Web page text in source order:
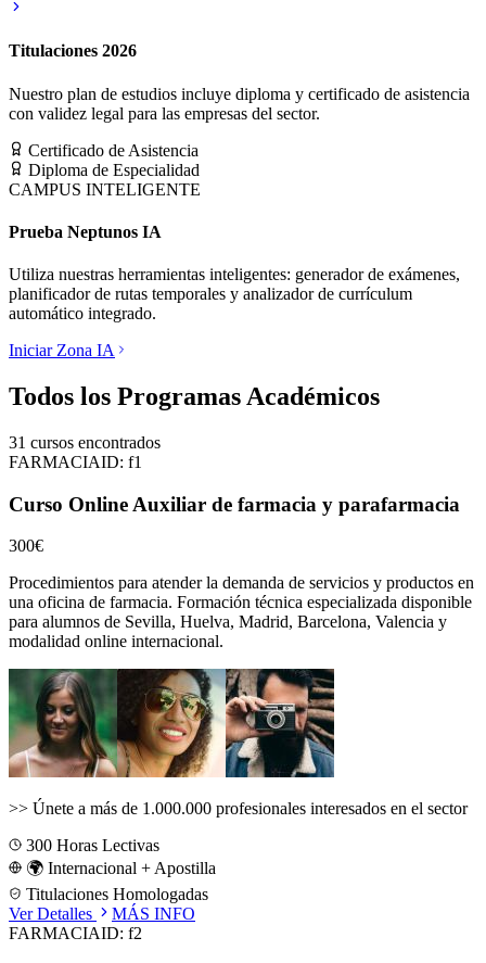
Titulaciones 2026
Nuestro plan de estudios incluye diploma y certificado de asistencia
con validez legal para las empresas del sector.
Certificado de Asistencia
Diploma de Especialidad
CAMPUS INTELIGENTE
Prueba Neptunos IA
Utiliza nuestras herramientas inteligentes: generador de exámenes,
planificador de rutas temporales y analizador de currículum
automático integrado.
Iniciar Zona IA
Todos los Programas Académicos
31 cursos encontrados
FARMACIAID: f1
Curso Online Auxiliar de farmacia y parafarmacia
300€
Procedimientos para atender la demanda de servicios y productos en
una oficina de farmacia. Formación técnica especializada disponible
para alumnos de Sevilla, Huelva, Madrid, Barcelona, Valencia y
modalidad online internacional.
>> Únete a más de 1.000.000 profesionales interesados en el sector
300 Horas Lectivas
🌍 Internacional + Apostilla
Titulaciones Homologadas
Ver Detalles
MÁS INFO
FARMACIAID: f2